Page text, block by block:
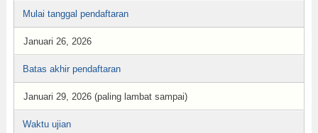
Mulai tanggal pendaftaran
Januari 26, 2026
Batas akhir pendaftaran
Januari 29, 2026 (paling lambat sampai)
Waktu ujian